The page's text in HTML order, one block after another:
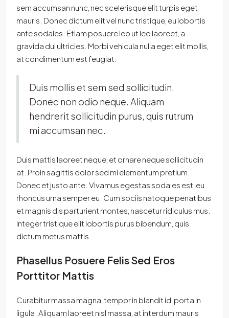
sem accumsan nunc, nec scelerisque elit turpis eget
mauris. Donec dictum elit vel nunc tristique, eu lobortis
ante sodales. Etiam posuere leo ut leo laoreet, a
gravida dui ultricies. Morbi vehicula nulla eget elit mollis,
at condimentum est feugiat.
Duis mollis et sem sed sollicitudin.
Donec non odio neque. Aliquam
hendrerit sollicitudin purus, quis rutrum
mi accumsan nec.
Duis mattis laoreet neque, et ornare neque sollicitudin
at. Proin sagittis dolor sed mi elementum pretium.
Donec et justo ante. Vivamus egestas sodales est, eu
rhoncus urna semper eu. Cum sociis natoque penatibus
et magnis dis parturient montes, nascetur ridiculus mus.
Integer tristique elit lobortis purus bibendum, quis
dictum metus mattis.
Phasellus Posuere Felis Sed Eros
Porttitor Mattis
Curabitur massa magna, tempor in blandit id, porta in
ligula. Aliquam laoreet nisl massa, at interdum mauris